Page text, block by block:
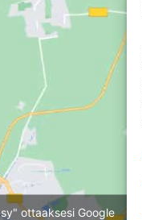
ottaaksesi Google